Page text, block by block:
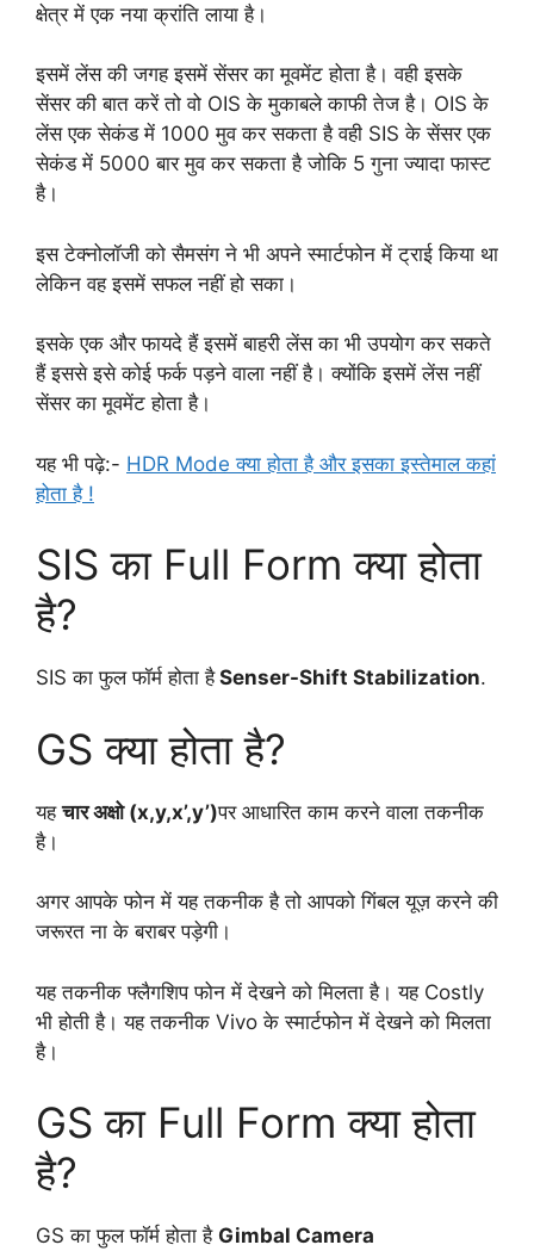
क्षेत्र में एक नया क्रांति लाया है।
इसमें लेंस की जगह इसमें सेंसर का मूवमेंट होता है। वही इसके
सेंसर की बात करें तो वो OIS के मुकाबले काफी तेज है। OIS के
लेंस एक सेकंड में 1000 मुव कर सकता है वही SIS के सेंसर एक
सेकंड में 5000 बार मुव कर सकता है जोकि 5 गुना ज्यादा फास्ट
है।
इस टेक्नोलॉजी को सैमसंग ने भी अपने स्मार्टफोन में ट्राई किया था
लेकिन वह इसमें सफल नहीं हो सका।
इसके एक और फायदे हैं इसमें बाहरी लेंस का भी उपयोग कर सकते
हैं इससे इसे कोई फर्क पड़ने वाला नहीं है। क्योंकि इसमें लेंस नहीं
सेंसर का मूवमेंट होता है।
यह भी पढ़े:- HDR Mode क्या होता है और इसका इस्तेमाल कहां
होता है !
SIS का Full Form क्या होता
है?
SIS का फुल फॉर्म होता हैSenser-Shift Stabilization.
GS क्या होता है?
यहचार अक्षो (x,y,x’,y’)पर आधारित काम करने वाला तकनीक
है।
अगर आपके फोन में यह तकनीक है तो आपको गिंबल यूज़ करने की
जरूरत ना के बराबर पड़ेगी।
यह तकनीक फ्लैगशिप फोन में देखने को मिलता है। यह Costly
भी होती है। यह तकनीक Vivo के स्मार्टफोन में देखने को मिलता
है।
GS का Full Form क्या होता
है?
GS का फुल फॉर्म होता है Gimbal Camera